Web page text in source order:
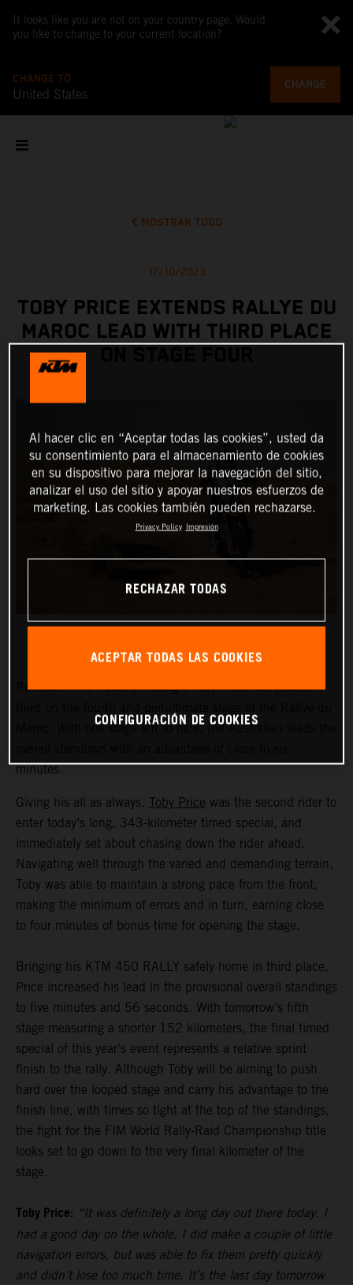
It looks like you are not on your country page. Would
you like to change to your current location?
CHANGE TO
United States
CHANGE
MOSTRAR TODO
17/10/2023
TOBY PRICE EXTENDS RALLYE DU
MAROC LEAD WITH THIRD PLACE
Red Bull KTM Factory Racing’s Toby Price has placed
Maroc. With one stage left to race, the Australian leads the
minutes.
Giving his all as always, Toby Price was the second rider to
enter today’s long, 343-kilometer timed special, and
immediately set about chasing down the rider ahead.
Navigating well through the varied and demanding terrain,
Toby was able to maintain a strong pace from the front,
making the minimum of errors and in turn, earning close
to four minutes of bonus time for opening the stage.
Bringing his KTM 450 RALLY safely home in third place,
Price increased his lead in the provisional overall standings
to five minutes and 56 seconds. With tomorrow’s fifth
stage measuring a shorter 152 kilometers, the final timed
special of this year’s event represents a relative sprint
finish to the rally. Although Toby will be aiming to push
hard over the looped stage and carry his advantage to the
finish line, with times so tight at the top of the standings,
the fight for the FIM World Rally-Raid Championship title
looks set to go down to the very final kilometer of the
stage.
Toby Price: “It was definitely a long day out there today. I
had a good day on the whole, I did make a couple of little
navigation errors, but was able to fix them pretty quickly
and didn’t lose too much time. It’s the last day tomorrow
Al hacer clic en “Aceptar todas las cookies”, usted da
su consentimiento para el almacenamiento de cookies
en su dispositivo para mejorar la navegación del sitio,
analizar el uso del sitio y apoyar nuestros esfuerzos de
marketing. Las cookies también pueden rechazarse.
Privacy Policy Impresión
RECHAZAR TODAS
ACEPTAR TODAS LAS COOKIES
CONFIGURACIÓN DE COOKIES